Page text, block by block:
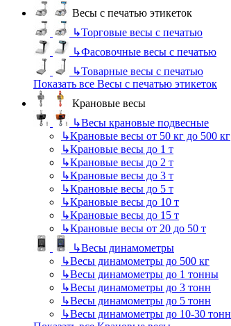
Весы с печатью этикеток
↳Торговые весы с печатью
↳Фасовочные весы с печатью
↳Товарные весы с печатью
Показать все Весы с печатью этикеток
Крановые весы
↳Весы крановые подвесные
↳Крановые весы от 50 кг до 500 кг
↳Крановые весы до 1 т
↳Крановые весы до 2 т
↳Крановые весы до 3 т
↳Крановые весы до 5 т
↳Крановые весы до 10 т
↳Крановые весы до 15 т
↳Крановые весы от 20 до 50 т
↳Весы динамометры
↳Весы динамометры до 500 кг
↳Весы динамометры до 1 тонны
↳Весы динамометры до 3 тонн
↳Весы динамометры до 5 тонн
↳Весы динамометры до 10-30 тонн